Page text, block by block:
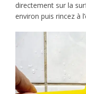
directement sur la
environ puis rincez à